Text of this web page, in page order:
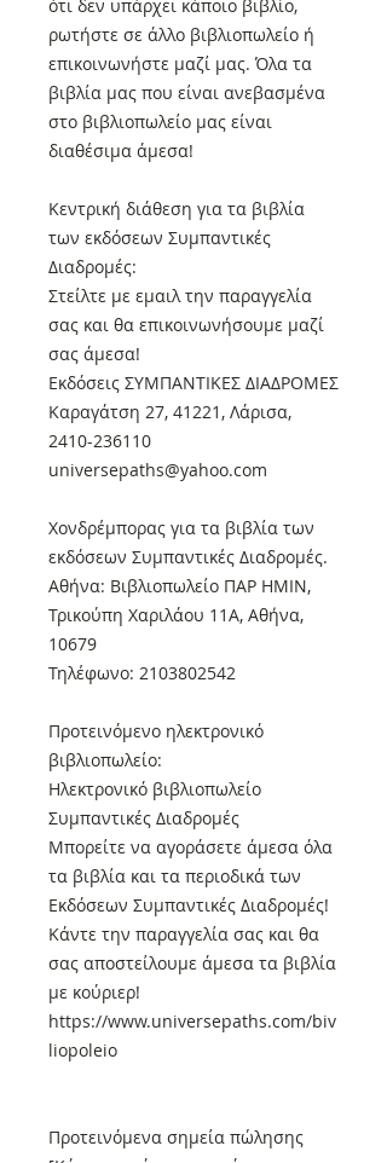
ότι δεν υπάρχει κάποιο βιβλίο,
ρωτήστε σε άλλο βιβλιοπωλείο ή
επικοινωνήστε μαζί μας. Όλα τα
βιβλία μας που είναι ανεβασμένα
στο βιβλιοπωλείο μας είναι
διαθέσιμα άμεσα!
Κεντρική διάθεση για τα βιβλία
των εκδόσεων Συμπαντικές
Διαδρομές:
Στείλτε με εμαιλ την παραγγελία
σας και θα επικοινωνήσουμε μαζί
σας άμεσα!
Εκδόσεις ΣΥΜΠΑΝΤΙΚΕΣ ΔΙΑΔΡΟΜΕΣ
Καραγάτση 27, 41221, Λάρισα,
2410-236110
universepaths@yahoo.com
Xονδρέμπορας για τα βιβλία των
εκδόσεων Συμπαντικές Διαδρομές.
Αθήνα: Βιβλιοπωλείο ΠΑΡ ΗΜΙΝ,
Τρικούπη Χαριλάου 11Α, Αθήνα,
10679
Τηλέφωνο: 2103802542
Προτεινόμενο ηλεκτρονικό
βιβλιοπωλείο:
Ηλεκτρονικό βιβλιοπωλείο
Συμπαντικές Διαδρομές
Μπορείτε να αγοράσετε άμεσα όλα
τα βιβλία και τα περιοδικά των
Εκδόσεων Συμπαντικές Διαδρομές!
Κάντε την παραγγελία σας και θα
σας αποστείλουμε άμεσα τα βιβλία
με κούριερ!
https://www.universepaths.com/biv
liopoleio
Προτεινόμενα σημεία πώλησης